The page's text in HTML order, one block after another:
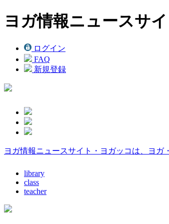
ヨガ情報ニュースサ
ログイン
FAQ
新規登録
ヨガ情報ニュースサイト・ヨガッコは、ヨガ
library
class
teacher